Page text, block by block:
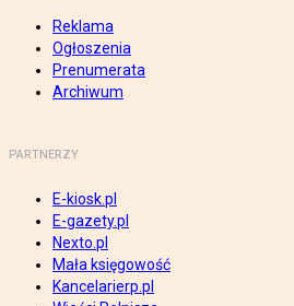
Reklama
Ogłoszenia
Prenumerata
Archiwum
PARTNERZY
E-kiosk.pl
E-gazety.pl
Nexto.pl
Mała księgowość
Kancelarierp.pl